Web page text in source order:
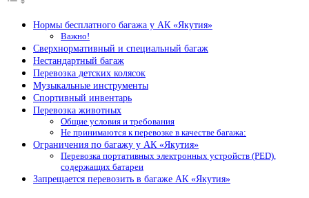
Нормы бесплатного багажа у АК «Якутия»
Важно!
Сверхнормативный и специальный багаж
Нестандартный багаж
Перевозка детских колясок
Музыкальные инструменты
Спортивный инвентарь
Перевозка животных
Общие условия и требования
Не принимаются к перевозке в качестве багажа:
Ограничения по багажу у АК «Якутия»
Перевозка портативных электронных устройств (PED),
содержащих батареи
Запрещается перевозить в багаже АК «Якутия»